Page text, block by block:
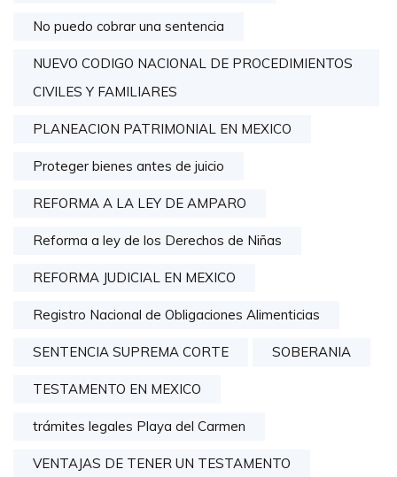
No puedo cobrar una sentencia
NUEVO CODIGO NACIONAL DE PROCEDIMIENTOS
CIVILES Y FAMILIARES
PLANEACION PATRIMONIAL EN MEXICO
Proteger bienes antes de juicio
REFORMA A LA LEY DE AMPARO
Reforma a ley de los Derechos de Niñas
REFORMA JUDICIAL EN MEXICO
Registro Nacional de Obligaciones Alimenticias
SENTENCIA SUPREMA CORTE SOBERANIA
TESTAMENTO EN MEXICO
trámites legales Playa del Carmen
VENTAJAS DE TENER UN TESTAMENTO